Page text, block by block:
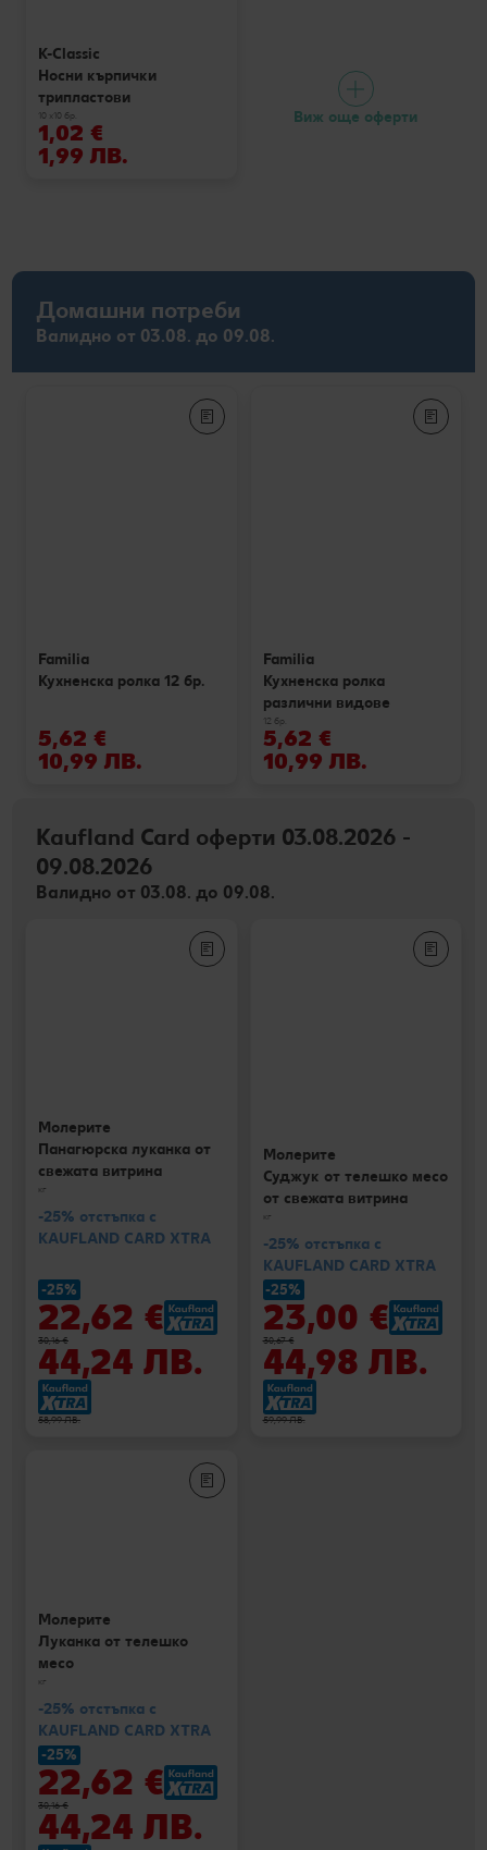
K-Classic
Носни кърпички
трипластови
10 x10 бр.
1,02 €
1,99 ЛВ.
Виж още оферти
Домашни потреби
Валидно от 03.08. до 09.08.
Familia
Кухненска ролка 12 бр.
5,62 €
10,99 ЛВ.
Familia
Кухненска ролка
различни видове
12 бр.
5,62 €
10,99 ЛВ.
Kaufland Card оферти 03.08.2026 -
09.08.2026
Валидно от 03.08. до 09.08.
Молерите
Панагюрска луканка от
свежата витрина
кг
-25% отстъпка с
KAUFLAND CARD XTRA
-25%
22,62 €
30,16 €
44,24 ЛВ.
58,99 ЛВ.
Молерите
Суджук от телешко месо
от свежата витрина
кг
-25% отстъпка с
KAUFLAND CARD XTRA
-25%
23,00 €
30,67 €
44,98 ЛВ.
59,99 ЛВ.
Молерите
Луканка от телешко
месо
кг
-25% отстъпка с
KAUFLAND CARD XTRA
-25%
22,62 €
30,16 €
44,24 ЛВ.